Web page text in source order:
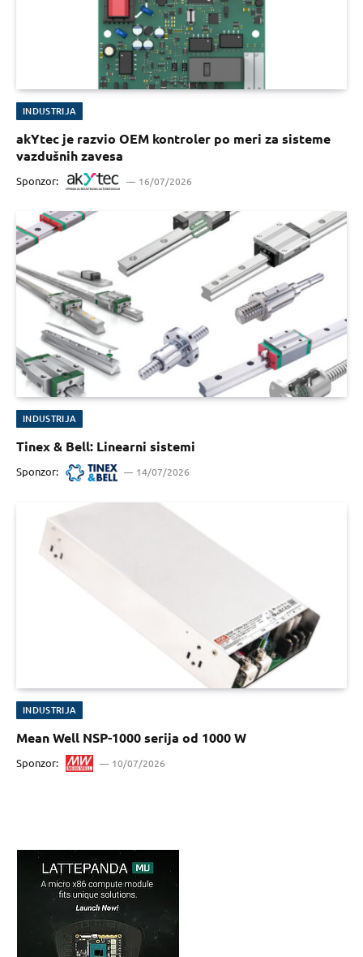
INDUSTRIJA
akYtec je razvio OEM kontroler po meri za sisteme
vazdušnih zavesa
Sponzor: 16/07/2026
INDUSTRIJA
Tinex & Bell: Linearni sistemi
Sponzor: 14/07/2026
INDUSTRIJA
Mean Well NSP-1000 serija od 1000 W
Sponzor: 10/07/2026